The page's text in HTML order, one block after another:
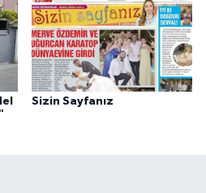
Sizin Sayfanız